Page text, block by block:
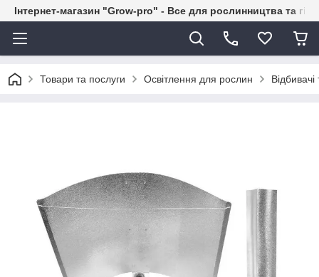
Інтернет-магазин "Grow-pro" - Все для рослинництва та
Товари та послуги Освітлення для рослин